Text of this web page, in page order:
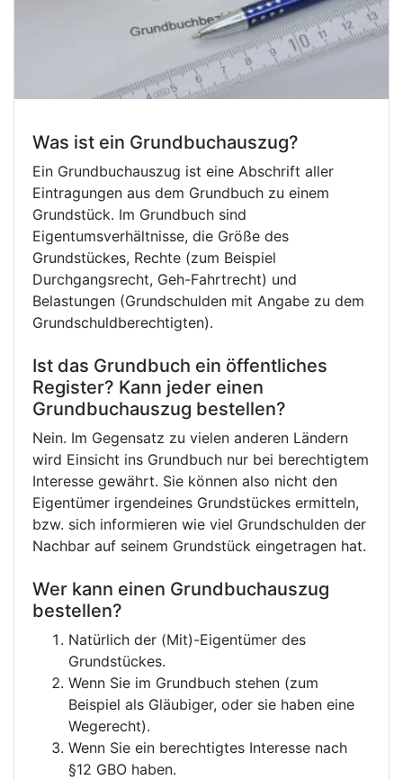
Was ist ein Grundbuchauszug?
Ein Grundbuchauszug ist eine Abschrift aller
Eintragungen aus dem Grundbuch zu einem
Grundstück. Im Grundbuch sind
Eigentumsverhältnisse, die Größe des
Grundstückes, Rechte (zum Beispiel
Durchgangsrecht, Geh-Fahrtrecht) und
Belastungen (Grundschulden mit Angabe zu dem
Grundschuldberechtigten).
Ist das Grundbuch ein öffentliches
Register? Kann jeder einen
Grundbuchauszug bestellen?
Nein. Im Gegensatz zu vielen anderen Ländern
wird Einsicht ins Grundbuch nur bei berechtigtem
Interesse gewährt. Sie können also nicht den
Eigentümer irgendeines Grundstückes ermitteln,
bzw. sich informieren wie viel Grundschulden der
Nachbar auf seinem Grundstück eingetragen hat.
Wer kann einen Grundbuchauszug
bestellen?
Natürlich der (Mit)-Eigentümer des
Grundstückes.
Wenn Sie im Grundbuch stehen (zum
Beispiel als Gläubiger, oder sie haben eine
Wegerecht).
Wenn Sie ein berechtigtes Interesse nach
§12 GBO haben.